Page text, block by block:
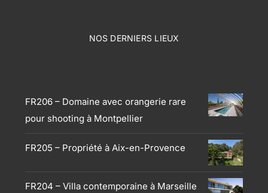
NOS DERNIERS LIEUX
FR206 – Domaine avec orangerie rare
pour shooting à Montpellier
FR205 – Propriété à Aix-en-Provence
FR204 – Villa contemporaine à Marseille